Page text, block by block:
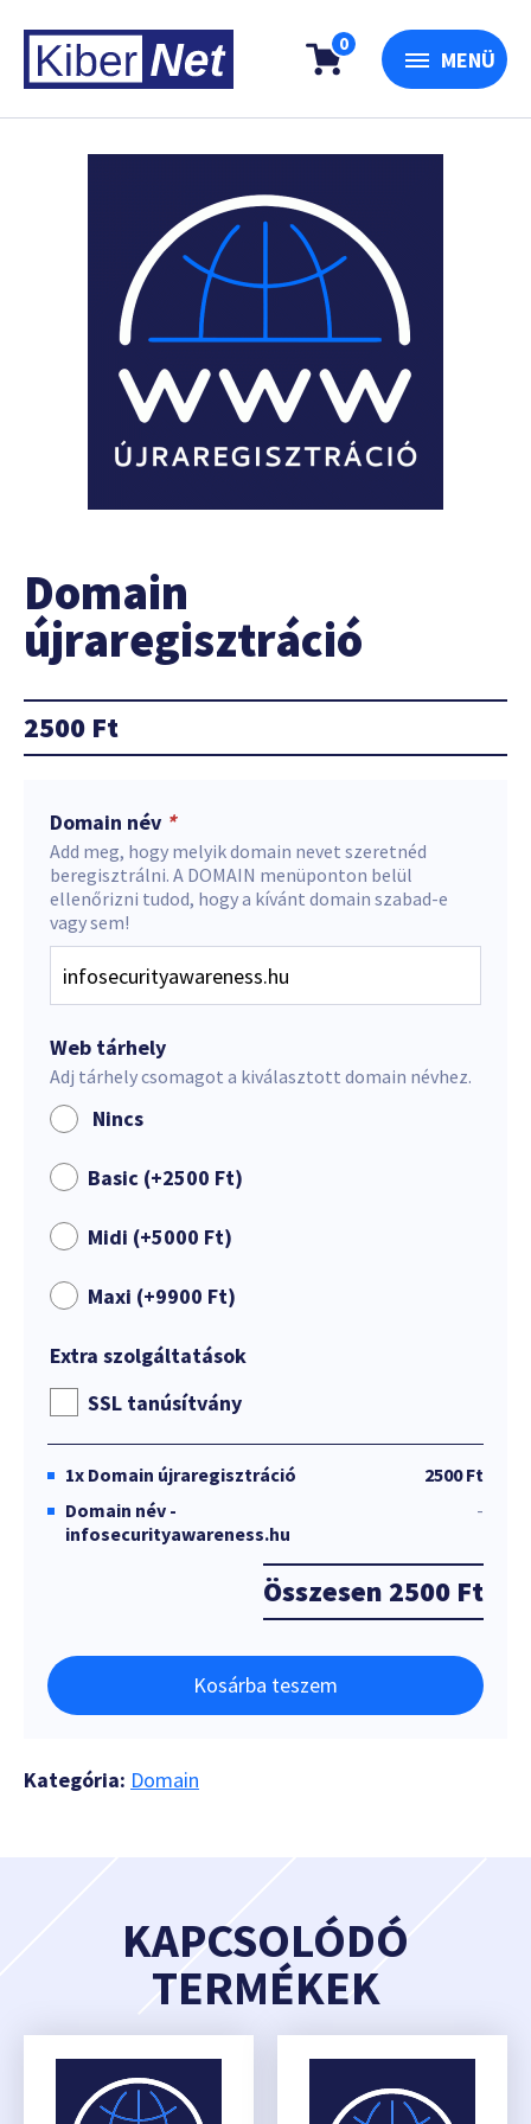
0
MENÜ
Domain
újraregisztráció
2500 Ft
Domain név *
Add meg, hogy melyik domain nevet szeretnéd
beregisztrálni. A DOMAIN menüponton belül
ellenőrizni tudod, hogy a kívánt domain szabad-e
vagy sem!
Web tárhely
Adj tárhely csomagot a kiválasztott domain névhez.
Nincs
Basic (+2500 Ft)
Midi (+5000 Ft)
Maxi (+9900 Ft)
Extra szolgáltatások
SSL tanúsítvány
1x Domain újraregisztráció
2500 Ft
Domain név -
infosecurityawareness.hu
-
Összesen 2500 Ft
Kosárba teszem
Kategória: Domain
KAPCSOLÓDÓ
TERMÉKEK